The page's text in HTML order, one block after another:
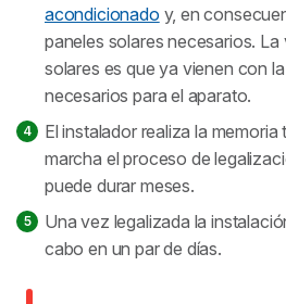
acondicionado y, en
paneles solares necesarios. La
solares es que ya vienen con
necesarios para el aparato.
El instalador realiza la
marcha el proceso de
puede durar meses.
Una vez legalizada la
cabo en un par de días.